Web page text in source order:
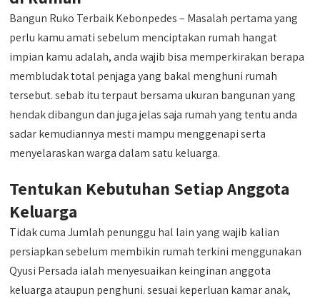
Bangun Ruko Terbaik Kebonpedes – Masalah pertama yang
perlu kamu amati sebelum menciptakan rumah hangat
impian kamu adalah, anda wajib bisa memperkirakan berapa
membludak total penjaga yang bakal menghuni rumah
tersebut. sebab itu terpaut bersama ukuran bangunan yang
hendak dibangun dan juga jelas saja rumah yang tentu anda
sadar kemudiannya mesti mampu menggenapi serta
menyelaraskan warga dalam satu keluarga.
Tentukan Kebutuhan Setiap Anggota
Keluarga
Tidak cuma Jumlah penunggu hal lain yang wajib kalian
persiapkan sebelum membikin rumah terkini menggunakan
Qyusi Persada ialah menyesuaikan keinginan anggota
keluarga ataupun penghuni. sesuai keperluan kamar anak,